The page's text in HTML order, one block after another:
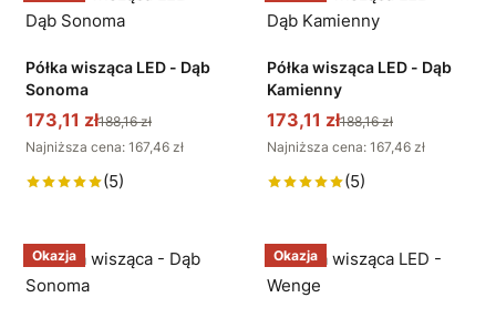
Półka wisząca LED - Dąb
Sonoma
173,11 zł188,16 zł
Najniższa cena: 167,46 zł
(5)
Półka wisząca LED - Dąb
Kamienny
173,11 zł188,16 zł
Najniższa cena: 167,46 zł
(5)
Okazja Okazja